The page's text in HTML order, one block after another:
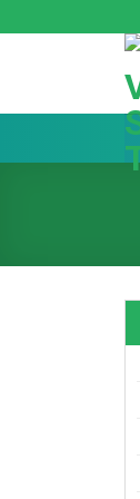
to